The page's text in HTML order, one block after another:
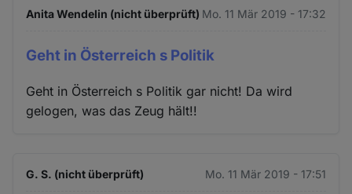
Anita Wendelin (nicht überprüft) Mo. 11 Mär 2019 - 17:32
Geht in Österreich s Politik
Geht in Österreich s Politik gar nicht! Da wird
gelogen, was das Zeug hält!!
G. S. (nicht überprüft) Mo. 11 Mär 2019 - 17:51